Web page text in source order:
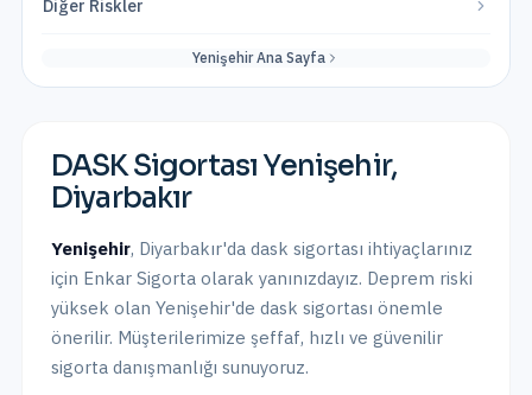
Diğer Riskler
YenişehirAna Sayfa
DASK Sigortası Yenişehir,
Diyarbakır
Yenişehir, Diyarbakır'da dask sigortası ihtiyaçlarınız
için Enkar Sigorta olarak yanınızdayız. Deprem riski
yüksek olan Yenişehir'de dask sigortası önemle
önerilir. Müşterilerimize şeffaf, hızlı ve güvenilir
sigorta danışmanlığı sunuyoruz.